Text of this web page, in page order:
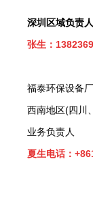
深圳区域负责人
张生：
福泰环保设备
西南地区(四川
业务负责人
夏生电话：